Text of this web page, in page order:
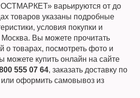
варьируются от до
товаров указаны подробные
условия покупки и
Москва. Вы можете прочитать
о товарах, посмотреть фото и
можете купить онлайн на сайте
555 07 64, заказать доставку по
или оформить самовывоз из